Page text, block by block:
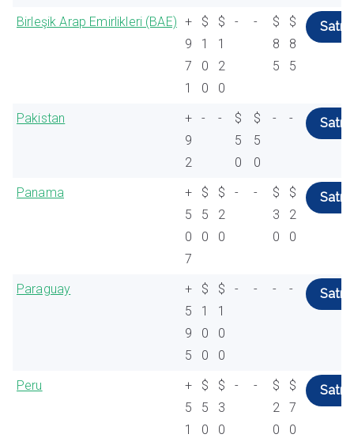
Birleşik Arap Emirlikleri (BAE) +
9
7
1
$
1
0
0
$
1
2
0
- -
$
8
5
$
8
5
Satın
Pakistan
+
9
2
- -
$
5
0
$
5
0
- - Satın
Panama
+
5
0
7
$
5
0
$
2
0
- -
$
3
0
$
2
0
Satın
Paraguay
+
5
9
5
$
1
0
0
$
1
0
0
- - - - Satın
Peru
+
5
1
$
5
0
$
3
0
- -
$
2
0
$
7
0
Satın